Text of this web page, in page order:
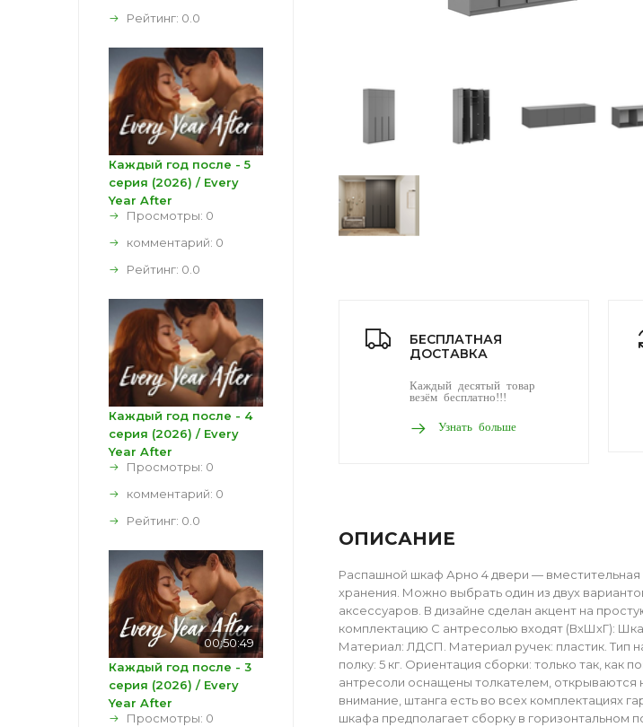
БЕСПЛАТНАЯ
ДОСТАВКА
Каждый десятый товар
везём бесплатно!!!
Узнать больше
ОПИСАНИЕ
Распашной шкаф Арно 4 двери — вместительная
хранения. Можно выбрать один из двух
аксессуаров. В дизайне сделан акцент на
комплектацию С антресолью входят (ВхШхГ):
Материал: ЛДСП. Материал ручек: пластик. Тип
полку: 5 кг. Ориентация сборки: только так,
антресоли оснащены толкателем, открываются
внимание, штанга есть во всех комплектациях
шкафа предполагает сборку в горизонтальном
Рейтинг: 0.0
Каждый год после - 5
серия (2026) / Every
Year After
Просмотры: 0
комментарий: 0
Рейтинг: 0.0
Каждый год после - 4
серия (2026) / Every
Year After
Просмотры: 0
комментарий: 0
Рейтинг: 0.0
00:50:49
Каждый год после - 3
серия (2026) / Every
Year After
Просмотры: 0